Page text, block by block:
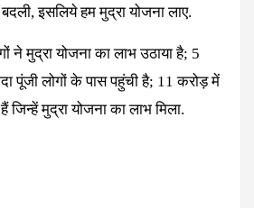
इसलिये हम मुद्रा योजना लाए.
मुद्रा योजना का लाभ उठाया है; 5
पूंजी लोगों के पास पहुंची है; 11 करोड़ में
जिन्हें मुद्रा योजना का लाभ मिला.